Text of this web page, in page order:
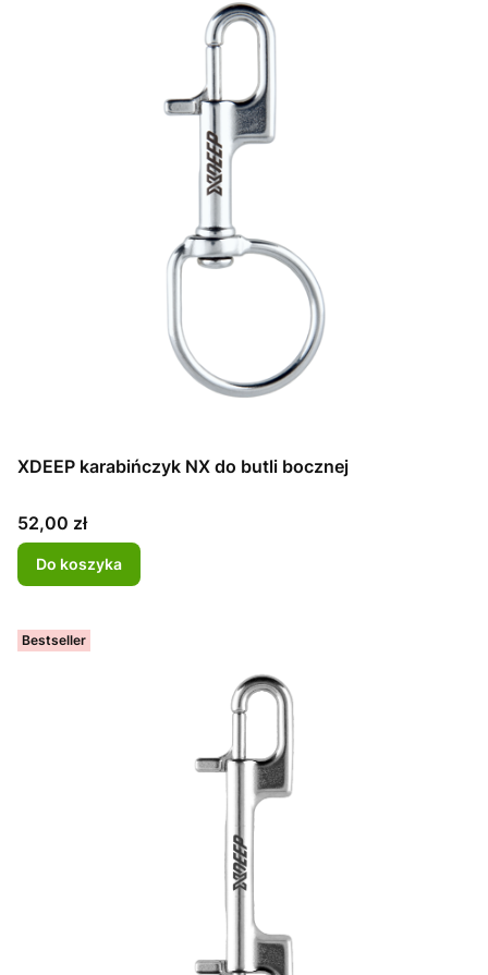
XDEEP karabińczyk NX do butli bocznej
Cena
52,00 zł
Do koszyka
Bestseller